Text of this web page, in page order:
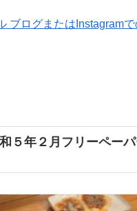
ブログまたはInstagramで
５年２月フリーペー